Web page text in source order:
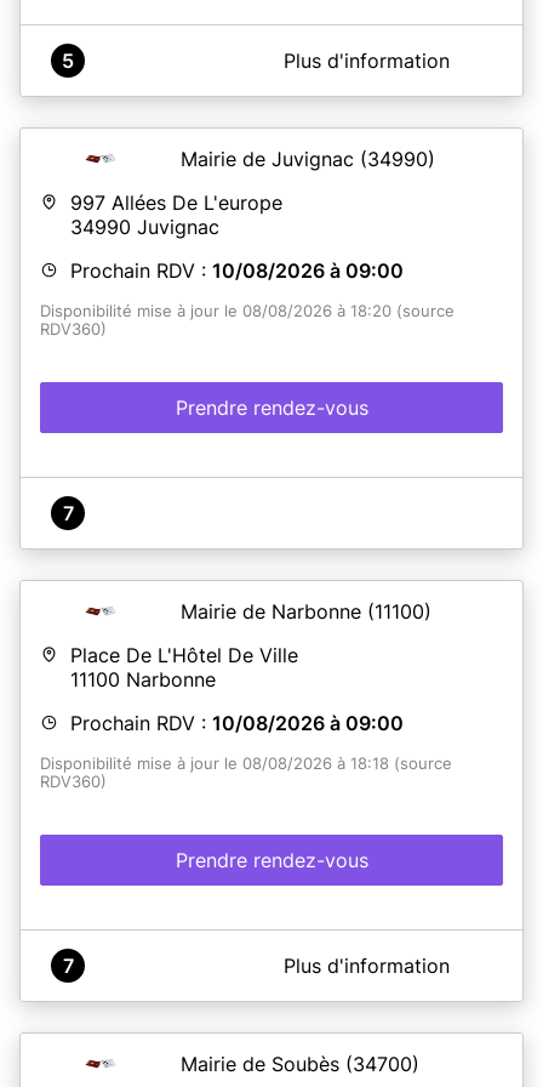
A propos de Mairie de POPIAN
En savoir plus
5 Plus d'information
Mairie de Juvignac (34990)
997 Allées De L'europe
34990 Juvignac
Prochain RDV : 10/08/2026 à 09:00
Disponibilité mise à jour le 08/08/2026 à 18:20 (source
RDV360)
Prendre rendez-vous
7
Mairie de Narbonne (11100)
Place De L'Hôtel De Ville
11100 Narbonne
Prochain RDV : 10/08/2026 à 09:00
Disponibilité mise à jour le 08/08/2026 à 18:18 (source
RDV360)
Prendre rendez-vous
A propos de Mairie Narbonne
renouvellement de CNI et/ou passeport pour
changement d'adresse, ne pourra être acceptée.
7 Plus d'information
Mairie de Soubès (34700)